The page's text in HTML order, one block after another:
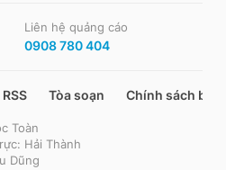
Liên hệ quảng cáo
0908 780 404
RSS Tòa soạn Chính sách bảo
Toàn
Hải Thành
Dũng